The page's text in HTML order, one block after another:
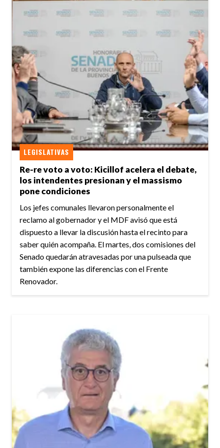
Re-re voto a voto: Kicillof acelera el debate,
los intendentes presionan y el massismo
pone condiciones
LEGISLATIVAS
Los jefes comunales llevaron personalmente el
reclamo al gobernador y el MDF avisó que está
dispuesto a llevar la discusión hasta el recinto para
saber quién acompaña. El martes, dos comisiones del
Senado quedarán atravesadas por una pulseada que
también expone las diferencias con el Frente
Renovador.